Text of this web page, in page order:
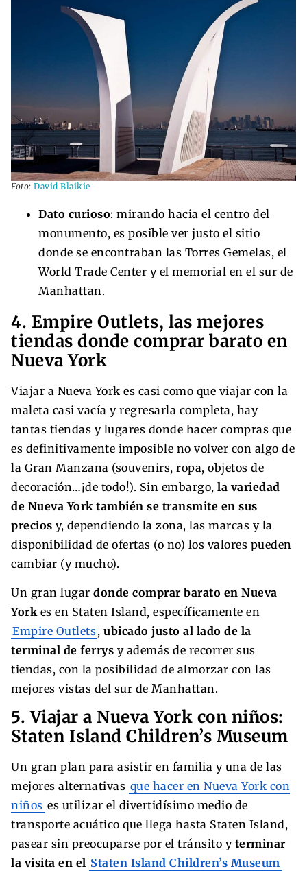
Foto: David Blaikie
Dato curioso: mirando hacia el centro del
monumento, es posible ver justo el sitio
donde se encontraban las Torres Gemelas, el
World Trade Center y el memorial en el sur de
Manhattan.
4. Empire Outlets, las mejores
tiendas donde comprar barato en
Nueva York
Viajar a Nueva York es casi como que viajar con la
maleta casi vacía y regresarla completa, hay
tantas tiendas y lugares donde hacer compras que
es definitivamente imposible no volver con algo de
la Gran Manzana (souvenirs, ropa, objetos de
decoración…¡de todo!). Sin embargo, la variedad
de Nueva York también se transmite en sus
precios y, dependiendo la zona, las marcas y la
disponibilidad de ofertas (o no) los valores pueden
cambiar (y mucho).
Un gran lugar donde comprar barato en Nueva
Yorkes en Staten Island, específicamente en
Empire Outlets, ubicado justo al lado de la
terminal de ferrys y además de recorrer sus
tiendas, con la posibilidad de almorzar con las
mejores vistas del sur de Manhattan.
5. Viajar a Nueva York con niños:
Staten Island Children’s Museum
Un gran plan para asistir en familia y una de las
mejores alternativas que hacer en Nueva York con
niños es utilizar el divertidísimo medio de
transporte acuático que llega hasta Staten Island,
pasear sin preocuparse por el tránsito y terminar
la visita en el Staten Island Children’s Museum